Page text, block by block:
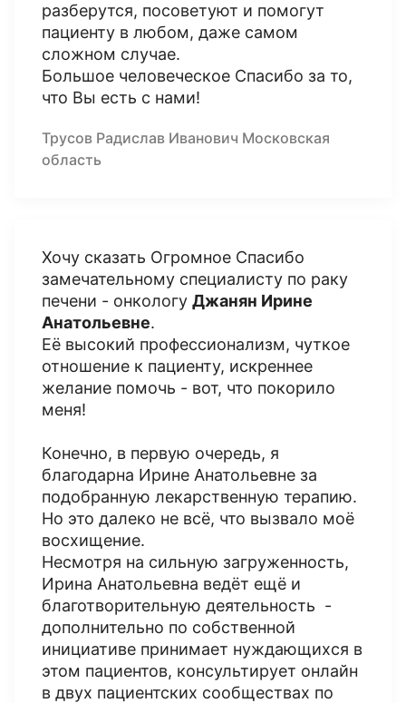
разберутся, посоветуют и помогут
пациенту в любом, даже самом
сложном случае.
Большое человеческое Спасибо за то,
что Вы есть с нами!
Трусов Радислав Иванович Московская
область
Хочу сказать Огромное Спасибо
замечательному специалисту по раку
печени - онкологу Джанян Ирине
Анатольевне.
Её высокий профессионализм, чуткое
отношение к пациенту, искреннее
желание помочь - вот, что покорило
меня!
Конечно, в первую очередь, я
благодарна Ирине Анатольевне за
подобранную лекарственную терапию.
Но это далеко не всё, что вызвало моё
восхищение.
Несмотря на сильную загруженность,
Ирина Анатольевна ведёт ещё и
благотворительную деятельность -
дополнительно по собственной
инициативе принимает нуждающихся в
этом пациентов, консультирует онлайн
в двух пациентских сообществах по